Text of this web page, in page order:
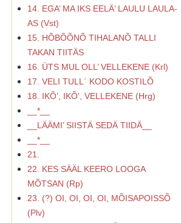
14. EGA’ MA IKS EELÄ’ LAULU LAULA-
AS (Vst)
15. HÕBÕÕNÕ TIHALANÕ TALLI
TAKAN TIITÄS
16. ÜTS MUL OLL’ VELLEKENE (Krl)
17. VELI TULL´ KODO KOSTILÕ
18. IKÕ’, IKÕ’, VELLEKENE (Hrg)
__*__
__LÄÄMI’ SIISTÄ SEDÄ TIIDÄ__
__*__
21.
22. KES SÄÄL KEERO LOOGA
MÕTSAN (Rp)
23. (?) OI, OI, OI, OI, MÕISAPOISSÕ
(Plv)